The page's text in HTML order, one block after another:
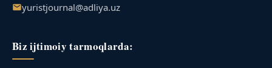
yuristjournal@adliya.uz
Biz ijtimoiy tarmoqlarda: